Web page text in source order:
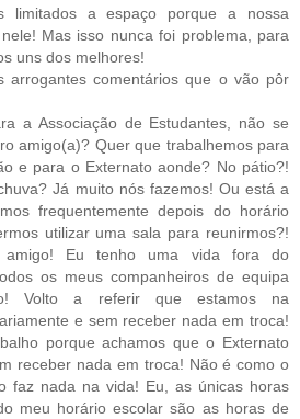
limitados a espaço porque a nossa
Mas isso nunca foi problema, para
uns dos melhores!
arrogantes comentários que o vão pôr
a Associação de Estudantes, não se
amigo(a)? Quer que trabalhemos para
e para o Externato aonde? No pátio?!
Já muito nós fazemos! Ou está a
frequentemente depois do horário
utilizar uma sala para reunirmos?!
amigo! Eu tenho uma vida fora do
os meus companheiros de equipa
Volto a referir que estamos na
e sem receber nada em troca!
porque achamos que o Externato
receber nada em troca! Não é como o
faz nada na vida! Eu, as únicas horas
meu horário escolar são as horas de